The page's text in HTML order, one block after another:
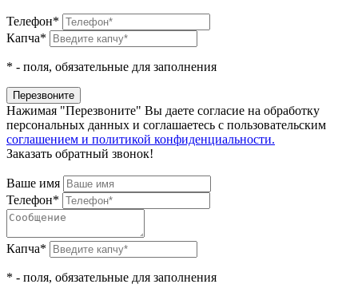
Телефон*
Капча*
* - поля, обязательные для заполнения
Нажимая "Перезвоните" Вы даете согласие на обработку
персональных данных и соглашаетесь c пользовательским
соглашением и политикой конфиденциальности.
Заказать обратный звонок!
Ваше имя
Телефон*
Капча*
* - поля, обязательные для заполнения